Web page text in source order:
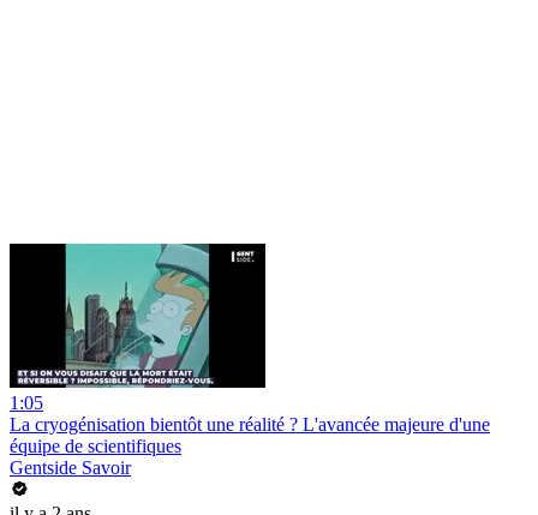
1:05
La cryogénisation bientôt une réalité ? L'avancée majeure d'une
équipe de scientifiques
Gentside Savoir